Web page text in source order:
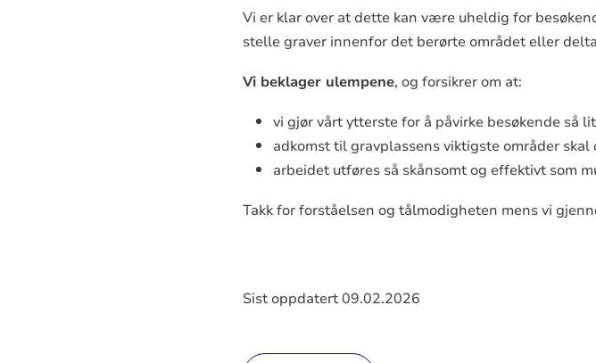
Vi er klar over at dette kan være uheldig for
stelle graver innenfor det berørte området eller
Vi beklager ulempene, og forsikrer om at:
vi gjør vårt ytterste for å påvirke besøkende så
adkomst til gravplassens viktigste områder
arbeidet utføres så skånsomt og effektivt som
Takk for forståelsen og tålmodigheten mens vi
Sist oppdatert 09.02.2026